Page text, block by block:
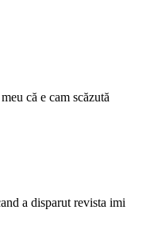
că e cam scăzută
a disparut revista imi